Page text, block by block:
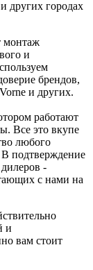
других городах
монтаж
и
брендов,
и других.
работают
Все это вкупе
любого
подтверждение
-
с нами на
и
вам стоит